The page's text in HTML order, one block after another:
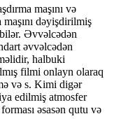
maşını və
maşını dəyişdirilmiş
Əvvəlcədən
əvvəlcədən
halbuki
filmi onlayn olaraq
və s. Kimi digər
edilmiş atmosfer
əsasən qutu və